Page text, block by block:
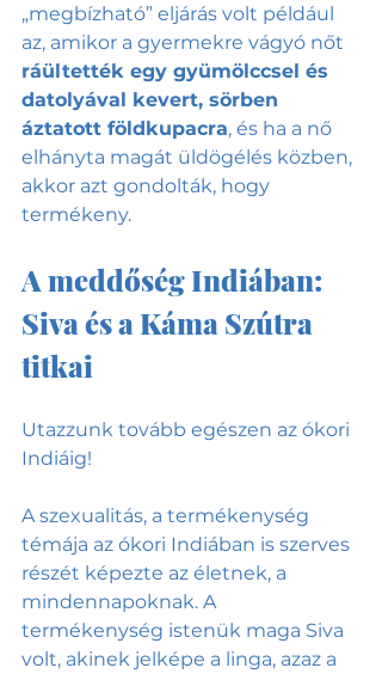
„megbízható” eljárás volt például
az, amikor a gyermekre vágyó nőt
ráültették egy gyümölccsel és
datolyával kevert, sörben
áztatott földkupacra, és ha a nő
elhányta magát üldögélés közben,
akkor azt gondolták, hogy
termékeny.
A meddőség Indiában:
Siva és a Káma Szútra
titkai
Utazzunk tovább egészen az ókori
Indiáig!
A szexualitás, a termékenység
témája az ókori Indiában is szerves
részét képezte az életnek, a
mindennapoknak. A
termékenység istenük maga Siva
volt, akinek jelképe a linga, azaz a